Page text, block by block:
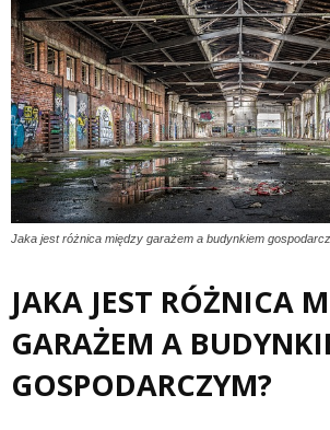
Jaka jest różnica między garażem a budynkiem
JAKA JEST RÓŻNICA
GARAŻEM A
GOSPODARCZYM?